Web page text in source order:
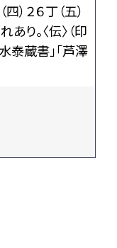
四）２６丁（五）
あり。〈伝〉（印
泰蔵書」「芦澤